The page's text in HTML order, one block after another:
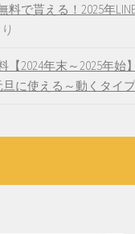
料で貰える！2025年
【2024年末～2025年始
旦に使える～動くタイ